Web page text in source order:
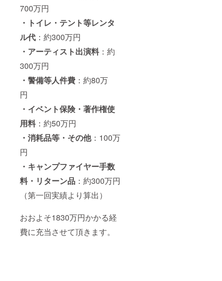
700万円
・トイレ・テント等レンタ
ル代 ：約300万円
・アーティスト出演料：約
300万円
・警備等人件費 ：約80万
円
・イベント保険・著作権使
用料：約50万円
・消耗品等・その他：100万
円
・キャンプファイヤー手数
料・リターン品 ：約300万円
（第一回実績より算出）
おおよそ1830万円かかる経
費に充当させて頂きます。